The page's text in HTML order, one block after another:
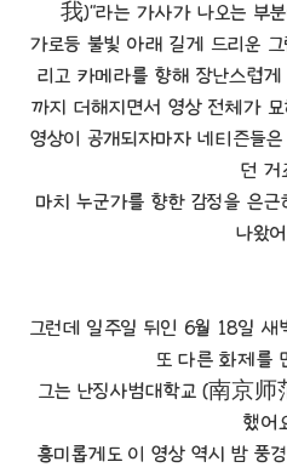
我)"라는 가사가 나오는 부
가로등 불빛 아래 길게 드리운
리고 카메라를 향해 장난스럽
까지 더해지면서 영상 전체가
영상이 공개되자마자 네티즌들
던 거
마치 누군가를 향한 감정을 은
나왔어
그런데 일주일 뒤인 6월 18일 새
또 다른 화제를
그는 난징사범대학교 (南京
했어
흥미롭게도 이 영상 역시 밤 풍